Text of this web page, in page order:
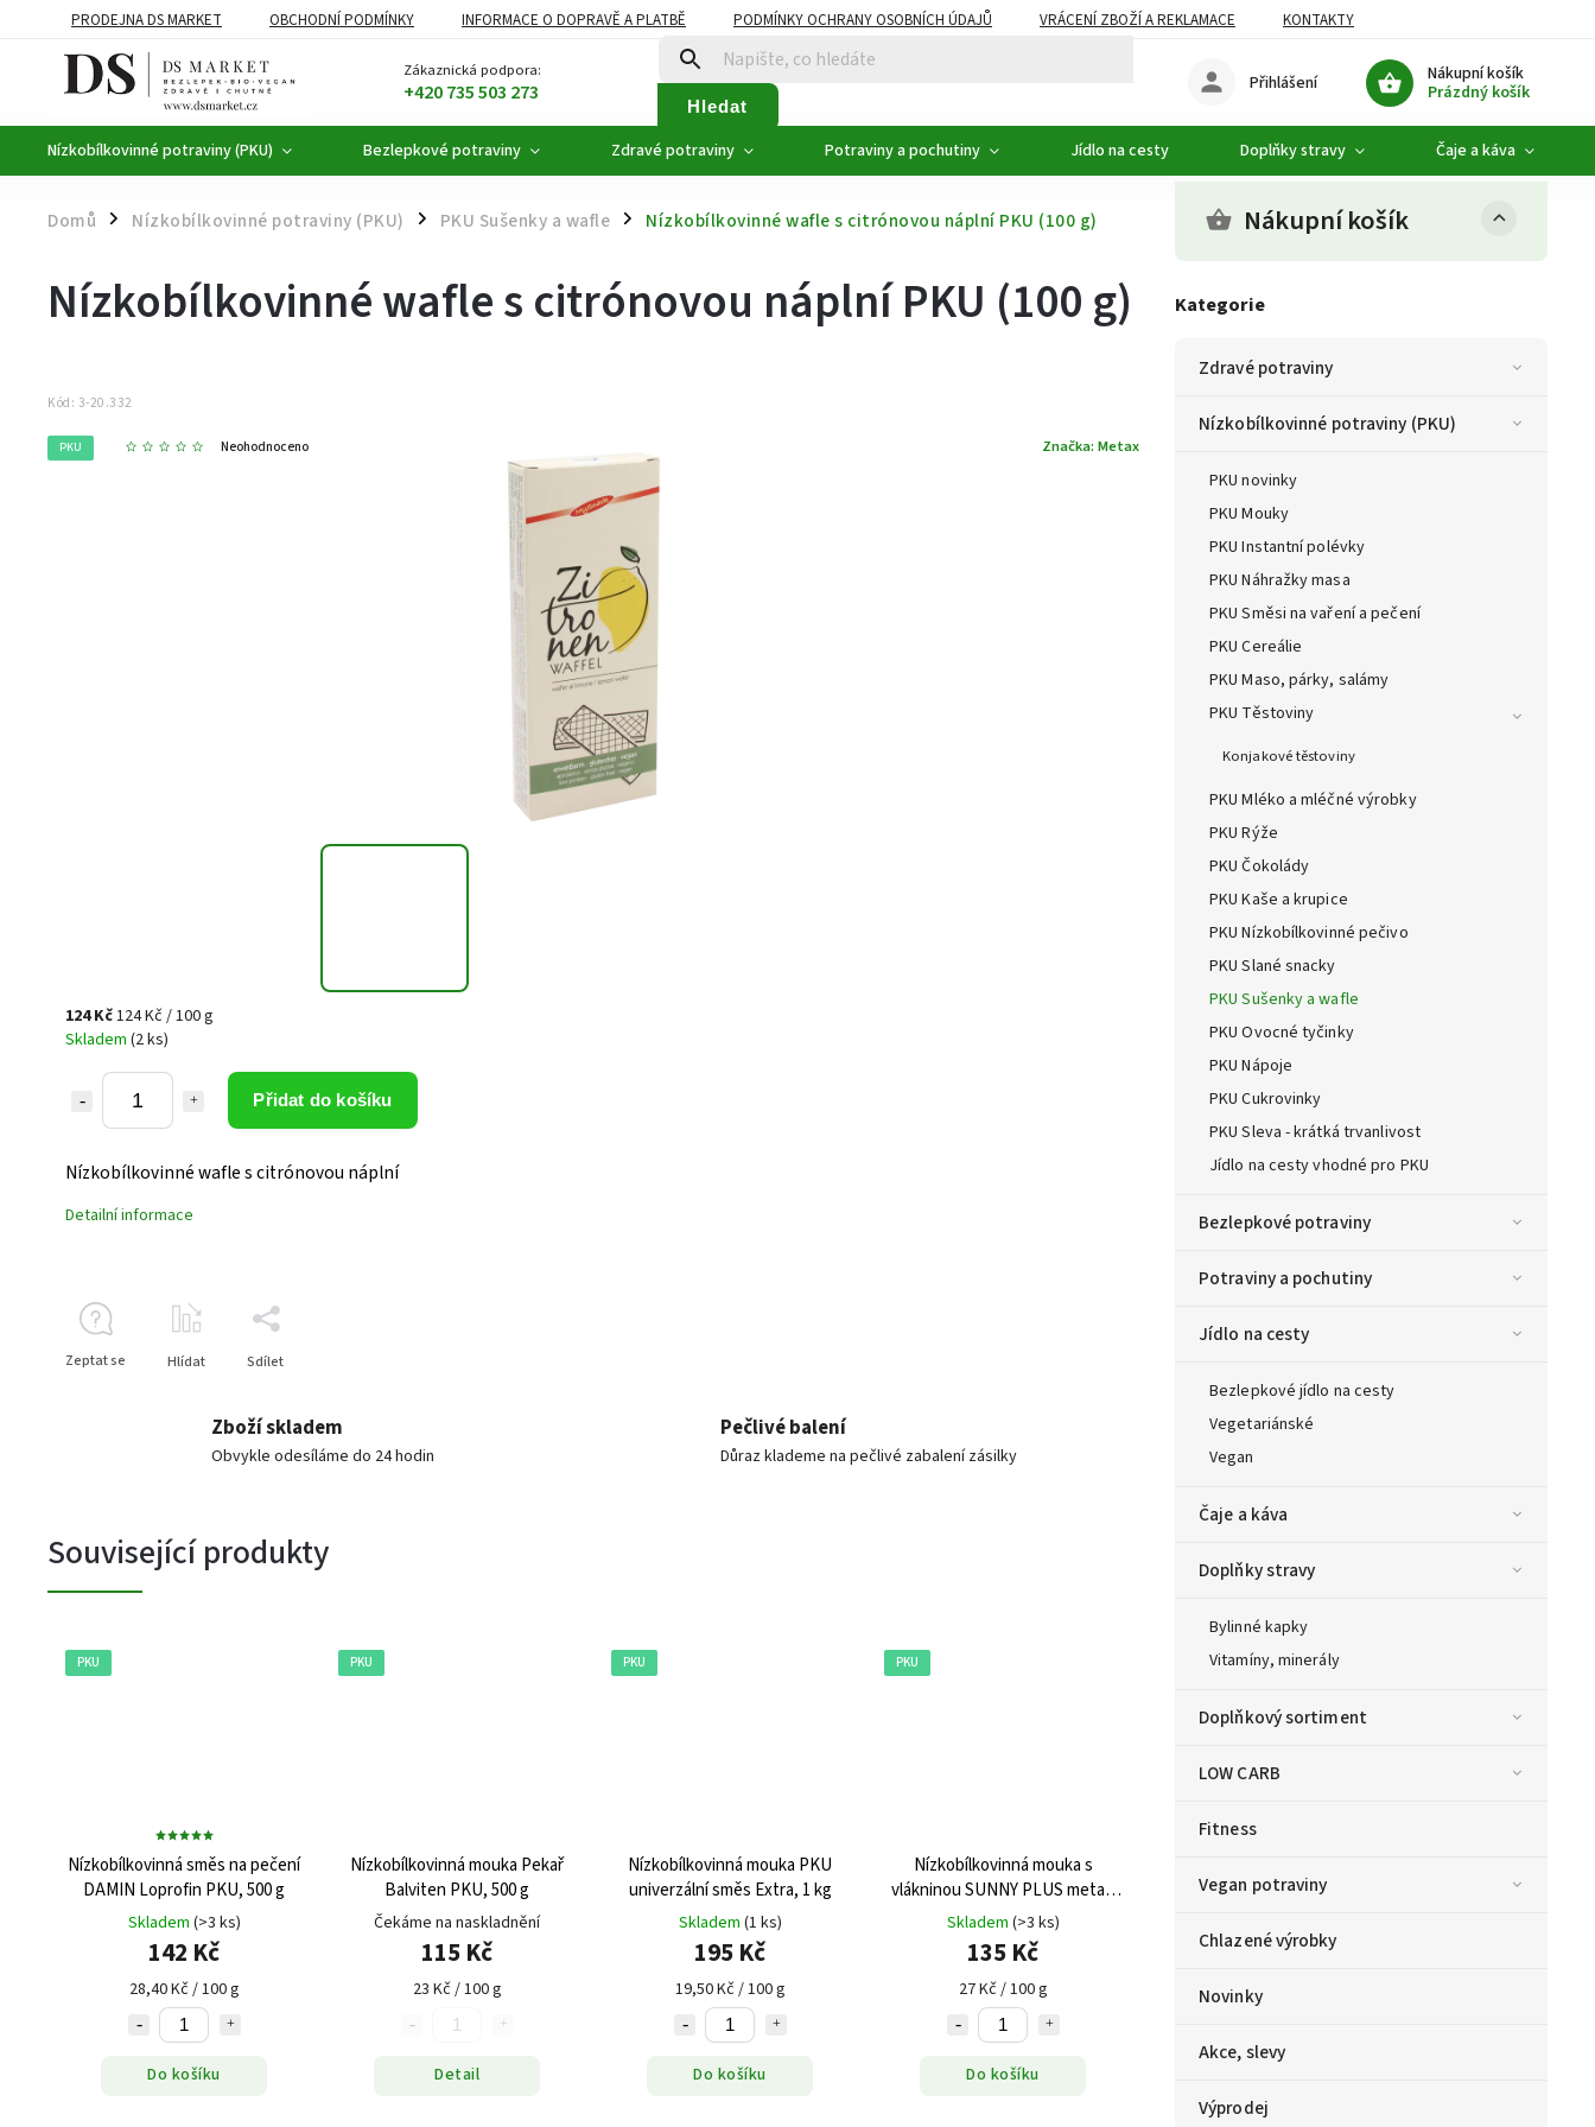
PRODEJNA DS MARKET OBCHODNÍ PODMÍNKY INFORMACE O DOPRAVĚ A PLATBĚ PODMÍNKY OCHRANY OSOBNÍCH ÚDAJŮ VRÁCENÍ ZBOŽÍ A REKLAMACE
KONTAKTY
BEZLEPKOVÉ POTRAVINY
ZDRAVÉ POTRAVINY NOVINKY AKCE, SLEVY
Zákaznická podpora:
+420 735 503 273 Hledat
Nákupní košík
Prázdný košík
Přihlášení
Nízkobílkovinné potraviny (PKU) Bezlepkové potraviny Zdravé potraviny Potraviny a pochutiny Jídlo na cesty Doplňky stravy Čaje a káva
Domů / Nízkobílkovinné potraviny (PKU) / PKU Sušenky a wafle / Nízkobílkovinné wafle s citrónovou náplní PKU (100 g) Nákupní košík
Kategorie
Zdravé potraviny
Nízkobílkovinné potraviny (PKU)
PKU novinky
PKU Mouky
PKU Instantní polévky
PKU Náhražky masa
PKU Směsi na vaření a pečení
PKU Cereálie
PKU Maso, párky, salámy
PKU Těstoviny
Konjakové těstoviny
PKU Mléko a mléčné výrobky
PKU Rýže
PKU Čokolády
PKU Kaše a krupice
PKU Nízkobílkovinné pečivo
PKU Slané snacky
PKU Sušenky a wafle
PKU Ovocné tyčinky
PKU Nápoje
PKU Cukrovinky
PKU Sleva - krátká trvanlivost
Jídlo na cesty vhodné pro PKU
Bezlepkové potraviny
Potraviny a pochutiny
Jídlo na cesty
Bezlepkové jídlo na cesty
Vegetariánské
Vegan
Čaje a káva
Doplňky stravy
Bylinné kapky
Vitamíny, minerály
Doplňkový sortiment
LOW CARB
Fitness
Vegan potraviny
Chlazené výrobky
Novinky
Akce, slevy
Výprodej
Nízkobílkovinné wafle s citrónovou náplní PKU (100 g)
Kód: 3-20.332
PKU Neohodnoceno Značka: Metax
124 Kč124 Kč / 100 g
Skladem (2 ks)
Přidat do košíku
Nízkobílkovinné wafle s citrónovou náplní
Detailní informace
Zeptat se Hlídat Sdílet
Zboží skladem
Obvykle odesíláme do 24 hodin
Pečlivé balení
Důraz klademe na pečlivé zabalení zásilky
Související produkty
PKU
Nízkobílkovinná směs na pečení
DAMIN Loprofin PKU, 500 g
Skladem (>3 ks)
142 Kč
28,40 Kč / 100 g
Do košíku
PKU
Nízkobílkovinná mouka Pekař
Balviten PKU, 500 g
Čekáme na naskladnění
115 Kč
23 Kč / 100 g
Detail
PKU
Nízkobílkovinná mouka PKU
univerzální směs Extra, 1 kg
Skladem (1 ks)
195 Kč
19,50 Kč / 100 g
Do košíku
PKU
Nízkobílkovinná mouka s
vlákninou SUNNY PLUS metaX
PKU, 500 g
Skladem (>3 ks)
135 Kč
27 Kč / 100 g
Do košíku